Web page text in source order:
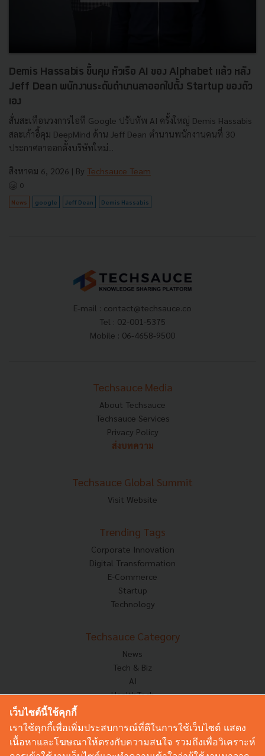
Demis Hassabis ขึ้นคุม หัวเรือ AI ของ Alphabet แล้ว หลัง
Jeff Dean พนักงานระดับตำนานลาออกไปตั้ง Startup ของตัว
เอง
สั่นสะเทือนวงการไอที Google ปรับทัพ AI ครั้งใหญ่ Demis Hassabis
สละเก้าอี้คุม DeepMind ด้าน Jeff Dean ตำนานพนักงานคนที่ 30
ประกาศลาออกตั้งบริษัทใหม่...
สิงหาคม 6, 2026 | By Techsauce Team
0
News google Jeff Dean Demis Hassabis
E-mail : contact@techsauce.co
Tel : 02-001-5375
Mobile : 06-4658-9500
Techsauce Media
About Techsauce
Techsauce Services
Privacy Policy
ส่งบทความ
Techsauce Global Summit
Visit Website
Trending Tags
Corporate Innovation
Digital Transformation
E-Commerce
Startup
Technology
Techsauce Category
News
Tech & Biz
AI
HealthTech
Corp Innov
Saucy Thoughts
เว็บไซต์นี้ใช้คุกกี้
เราใช้คุกกี้เพื่อเพิ่มประสบการณ์ที่ดีในการใช้เว็บไซต์ แสดง
เนื้อหาและโฆษณาให้ตรงกับความสนใจ รวมถึงเพื่อวิเคราะห์